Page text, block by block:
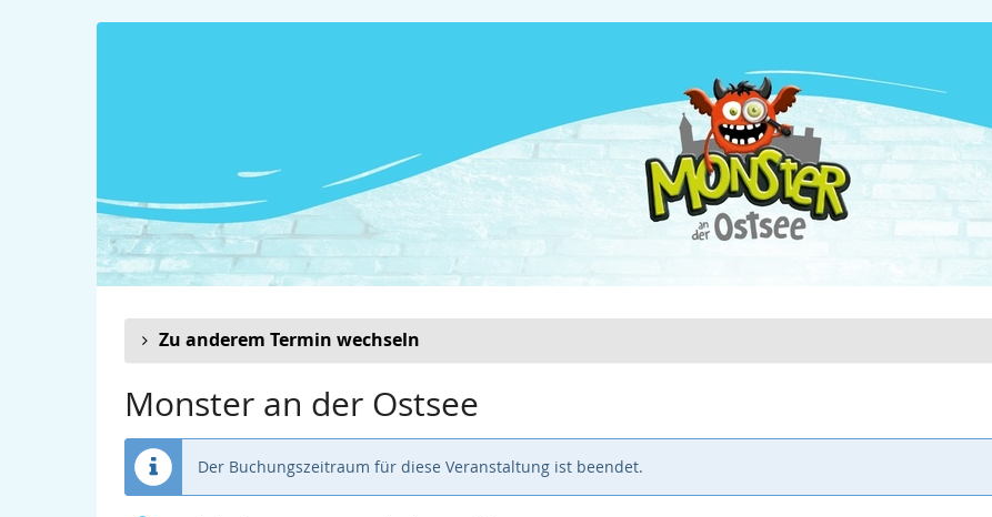
Zu anderem Termin wechseln
Monster an der Ostsee
Der Buchungszeitraum für diese Veranstaltung ist beendet.